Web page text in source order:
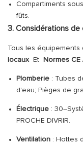
Compartiments
fûts.
3. Considérations
Tous les
locaux
Et Normes CE
Plomberie : Tubes
d'eau; Pièges de
Électrique :
PROCHE DIVRIR.
Ventilation : Hottes